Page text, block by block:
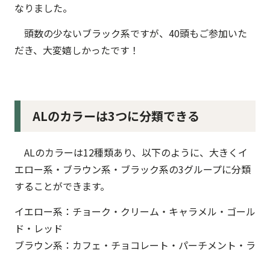
なりました。
頭数の少ないブラック系ですが、40頭もご参加いた
だき、大変嬉しかったです！
ALのカラーは3つに分類できる
ALのカラーは12種類あり、以下のように、大きくイ
エロー系・ブラウン系・ブラック系の3グループに分類
することができます。
イエロー系：チョーク・クリーム・キャラメル・ゴール
ド・レッド
ブラウン系：カフェ・チョコレート・パーチメント・ラ